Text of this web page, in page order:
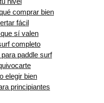
comprar bien
fácil
sí valen
completo
paddle surf
elegir bien
principiantes